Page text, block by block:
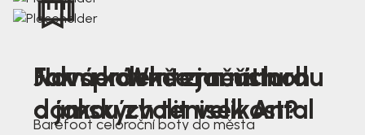
Nová kolekce jarních
dámských tenisek Antal
Jak správně změřit nohu
a jakou zvolit velikost?
Farmer Winter mustard
Barefoot celoroční boty do města